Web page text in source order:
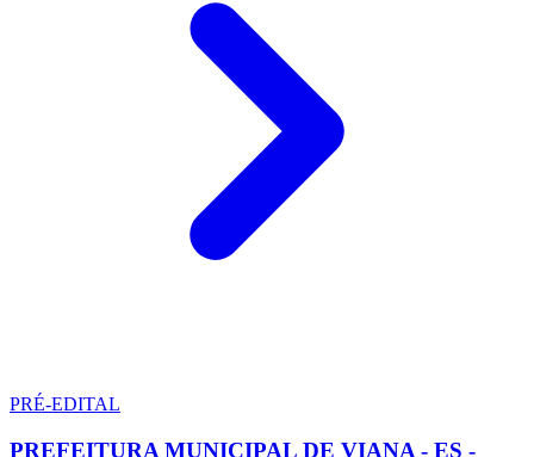
PRÉ-EDITAL
PREFEITURA MUNICIPAL DE VIANA - ES -